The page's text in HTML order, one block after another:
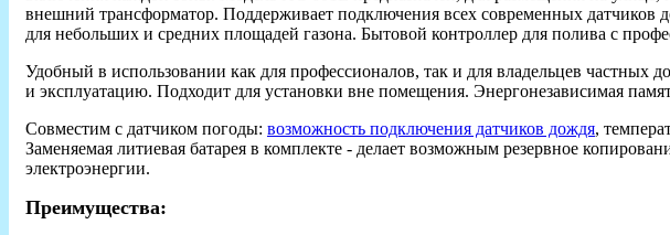
внешний трансформатор. Поддерживает подключения всех современных
для небольших и средних площадей газона. Бытовой контроллер для полива с
Удобный в использовании как для профессионалов, так и для владельцев
и эксплуатацию. Подходит для установки вне помещения. Энергонезависимая
Совместим с датчиком погоды: возможность подключения датчиков дождя,
Заменяемая литиевая батарея в комплекте - делает возможным резервное
электроэнергии.
Преимущества: